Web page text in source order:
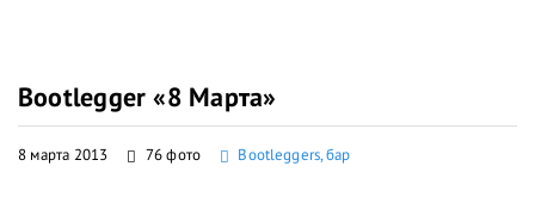
Bootlegger «8 Марта»
8 марта 2013 76 фото Bootleggers, бар